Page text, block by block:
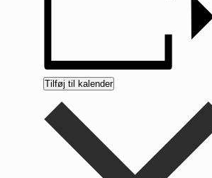
Tilføj til kalender